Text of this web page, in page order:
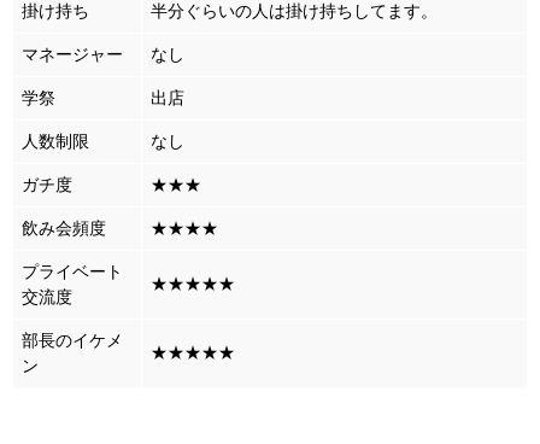
掛け持ち 半分ぐらいの人は掛け持ちしてます。
マネージャー なし
学祭 出店
人数制限 なし
ガチ度 ★★★
飲み会頻度 ★★★★
プライベート
交流度
★★★★★
部長のイケメ
ン
★★★★★